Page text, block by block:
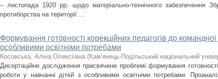
– листопада 1920 рр. щодо матеріально-технічного забезпечення
протиборства на території ...
Формування готовності корекційних педагогів до
особливими освітніми потребами
Косовська, Аліна Олексіївна (Кам’янець-Подільський національний
Дисертаційне дослідження присвячене проблемі формування
роботи у навчанні дітей з особливими освітніми потребами.